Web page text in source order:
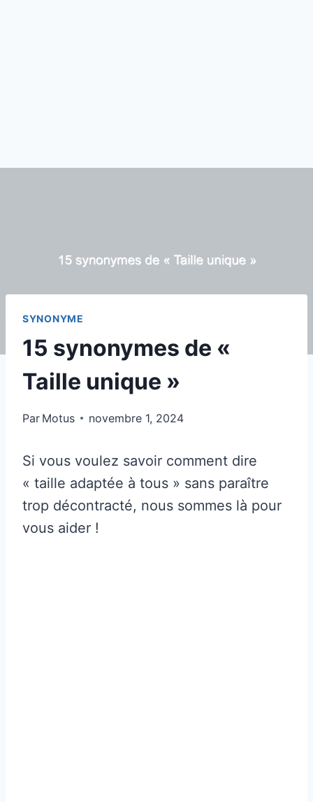
SYNONYME
15 synonymes de «
Taille unique »
Par Motus novembre 1, 2024
Si vous voulez savoir comment dire
« taille adaptée à tous » sans paraître
trop décontracté, nous sommes là pour
vous aider !